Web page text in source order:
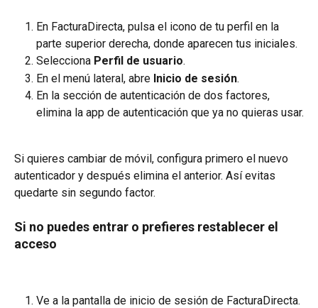
En FacturaDirecta, pulsa el icono de tu perfil en la
parte superior derecha, donde aparecen tus iniciales.
Selecciona Perfil de usuario.
En el menú lateral, abre Inicio de sesión.
En la sección de autenticación de dos factores,
elimina la app de autenticación que ya no quieras usar.
Si quieres cambiar de móvil, configura primero el nuevo
autenticador y después elimina el anterior. Así evitas
quedarte sin segundo factor.
Si no puedes entrar o prefieres restablecer el
acceso
Ve a la pantalla de inicio de sesión de FacturaDirecta.